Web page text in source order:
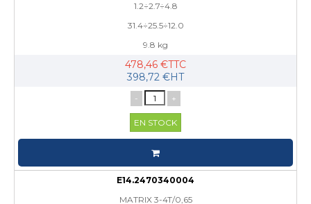
1.2÷2.7÷4.8
31.4÷25.5÷12.0
9.8 kg
478,46 €TTC
398,72 €HT
- +
EN STOCK
E14.2470340004
MATRIX 3-4T/0,65